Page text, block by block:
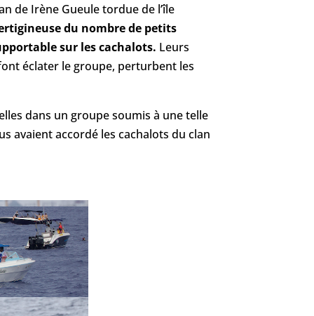
de Irène Gueule tordue de l’île
du nombre de petits
sur les cachalots. Leurs
éclater le groupe, perturbent les
dans un groupe soumis à une telle
avaient accordé les cachalots du clan